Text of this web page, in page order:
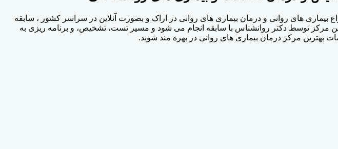
بیماری های روانی و درمان بیماری های روانی در اراک و بصورت آنلاین در سراسر کشور ، سابقه
مرکز توسط دکتر روانشناس با سابقه انجام می شود و مسیر تست، تشخیص، و برنامه ریزی به
مرکز درمان بیماری های روانی در بهره مند شوید.